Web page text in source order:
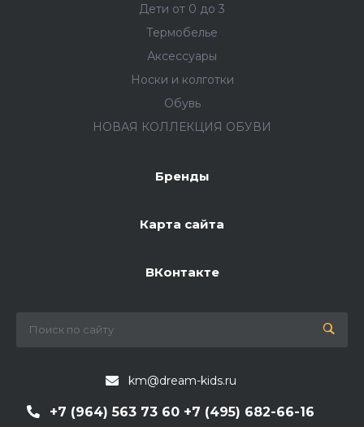
Дети от 0 до 3
Термобелье
Аксессуары
Носки и колготки
Обувь
НОВАЯ КОЛЛЕКЦИЯ ОБУВИ
Бренды
Карта сайта
ВКонтакте
km@dream-kids.ru
+7 (964) 563 73 60 +7 (495) 682-66-16